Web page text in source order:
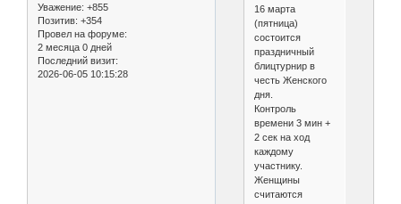
Уважение: +855
Позитив: +354
Провел на форуме:
2 месяца 0 дней
Последний визит:
2026-06-05 10:15:28
16 марта
(пятница)
состоится
праздничный
блицтурнир в
честь Женского
дня.
Контроль
времени 3 мин +
2 сек на ход
каждому
участнику.
Женщины
считаются